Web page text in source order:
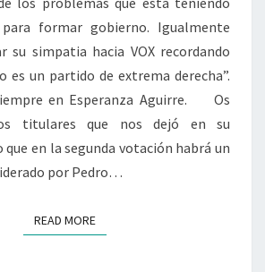
PEDRO
SANCHEZ
para formar gobierno. Igualmente
su simpatia hacia VOX recordando
es un partido de extrema derecha”.
en Esperanza Aguirre. Os
titulares que nos dejó en su
que en la segunda votación habrá un
por Pedro…
READ MOREREAD MORE